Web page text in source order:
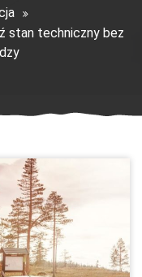
stan techniczny bez